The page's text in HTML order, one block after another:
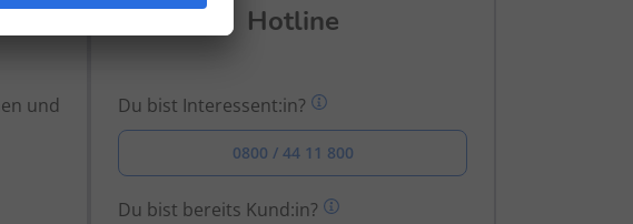
und
Hotline
Du bist Interessent:in?
0800 / 44 11 800
Du bist bereits Kund:in?